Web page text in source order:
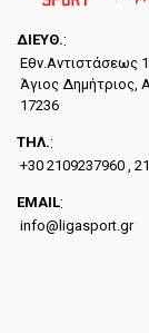
ΔΙΕYΘ.:
Εθν.Αντιστάσεως
Άγιος Δημήτριος,
17236
ΤΗΛ.:
+30 2109237960 ,
EMAIL:
info@ligasport.gr